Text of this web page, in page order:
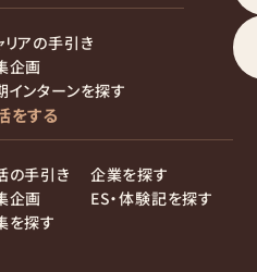
リアの手引き
企画
インターンを探す
をする
の手引き
企画
を探す
企業を探す
ES・体験記を探す